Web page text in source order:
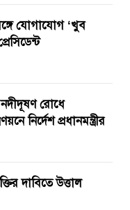
যোগাযোগ ‘খুব
রোধে
নির্দেশ প্রধানমন্ত্রীর
দাবিতে উত্তাল